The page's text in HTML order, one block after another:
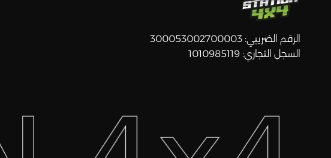
الرقم الضريبي: 300053002700003
السجل التجاري: 1010985119